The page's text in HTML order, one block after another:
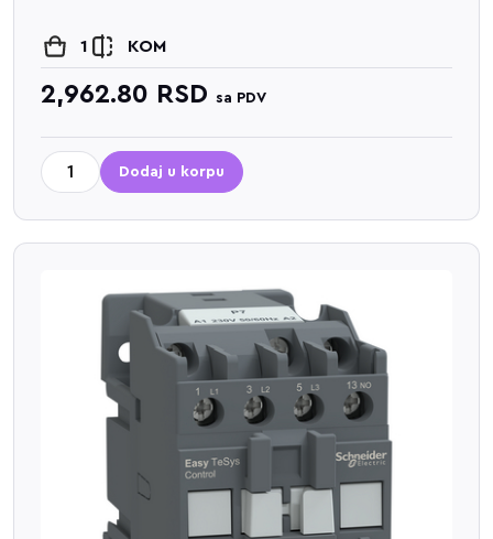
1 KOM
2,962.80 RSD sa PDV
Dodaj u korpu